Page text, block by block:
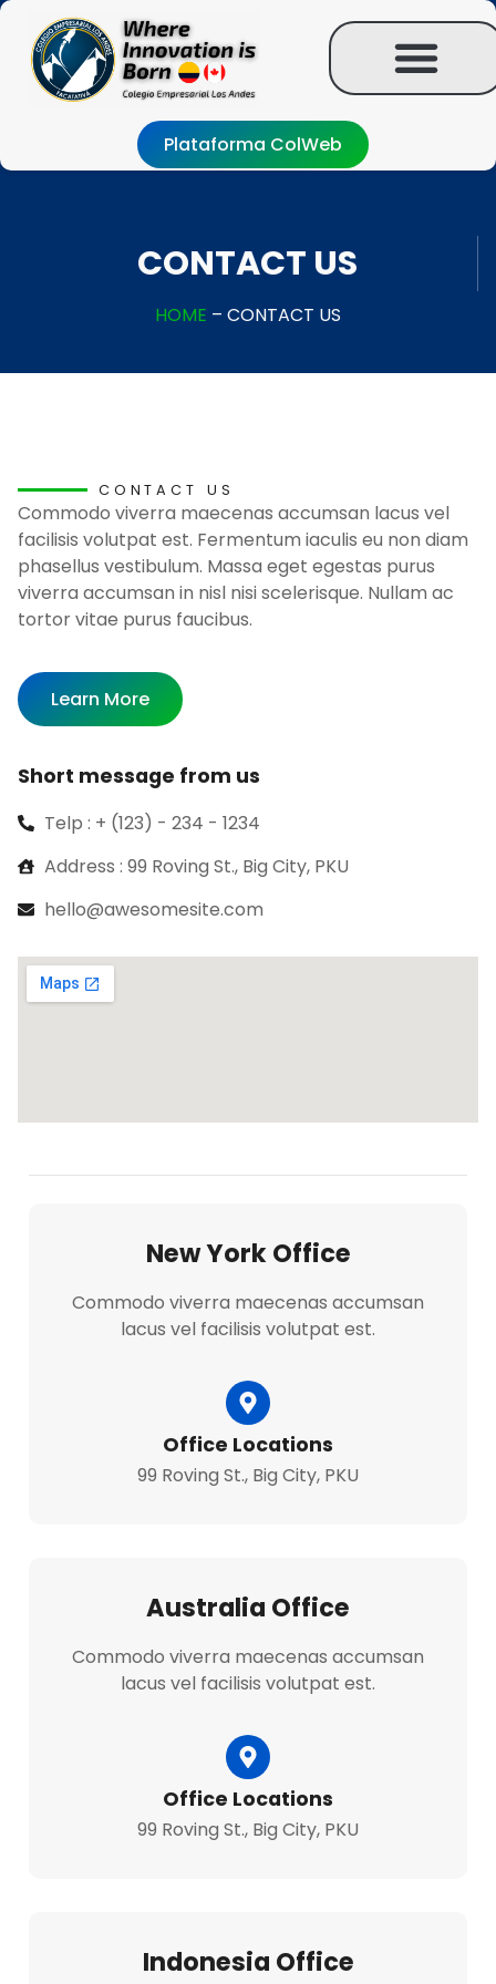
Plataforma ColWeb
CONTACT US
HOME – CONTACT US
CONTACT US
Commodo viverra maecenas accumsan lacus vel
facilisis volutpat est. Fermentum iaculis eu non diam
phasellus vestibulum. Massa eget egestas purus
viverra accumsan in nisl nisi scelerisque. Nullam ac
tortor vitae purus faucibus.
Learn More
Short message from us
Telp : + (123) - 234 - 1234
Address : 99 Roving St., Big City, PKU
hello@awesomesite.com
New York Office
Commodo viverra maecenas accumsan
lacus vel facilisis volutpat est.
Office Locations
99 Roving St., Big City, PKU
Australia Office
Commodo viverra maecenas accumsan
lacus vel facilisis volutpat est.
Office Locations
99 Roving St., Big City, PKU
Indonesia Office